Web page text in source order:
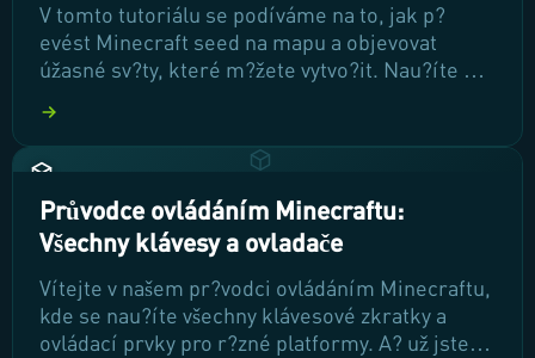
V tomto tutoriálu se podíváme na to, jak p?
evést Minecraft seed na mapu a objevovat
úžasné sv?ty, které m?žete vytvo?it. Nau?íte se,
využít r?zné seed viewery pro prozkoumání a
plánování vašich dobrodružství. P?ipravte se na
to, že vaše herní zážitky se posunou na novou
úrove?!
Průvodce ovládáním Minecraftu:
Všechny klávesy a ovladače
Vítejte v našem pr?vodci ovládáním Minecraftu,
kde se nau?íte všechny klávesové zkratky a
ovládací prvky pro r?zné platformy. A? už jste